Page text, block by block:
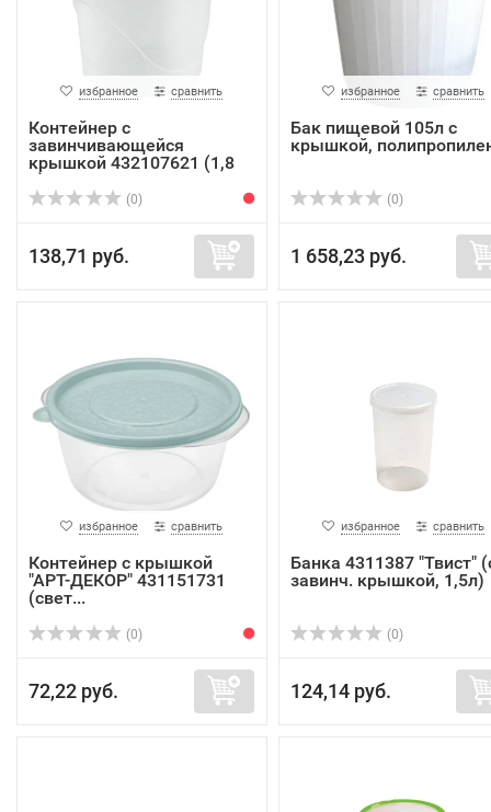
избранное сравнить
Контейнер с
завинчивающейся
крышкой 432107621 (1,8
л)
(0)
138,71 руб.
избранное сравнить
Бак пищевой 105л с
крышкой,
(0)
1 658,23 руб.
избранное сравнить
Контейнер с крышкой
"АРТ-ДЕКОР" 431151731
(свет...
(0)
72,22 руб.
избранное сравнить
Банка 4311387 "Твист"
завинч. крышкой, 1,5л)
(0)
124,14 руб.